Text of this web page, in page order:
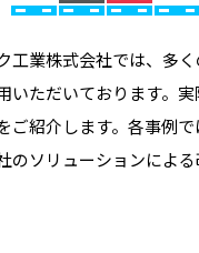
工業株式会社では、多
いただいております。
ご紹介します。各事例
のソリューションによ